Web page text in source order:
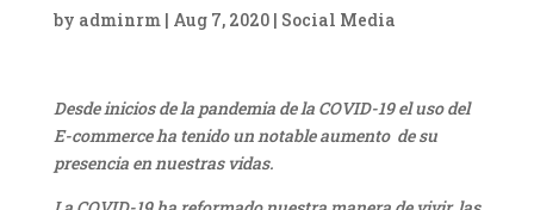
by adminrm| Aug 7, 2020| Social Media
Desde inicios de la pandemia de la COVID-19 el uso del
E-commerce ha tenido un notable aumento de su
presencia en nuestras vidas.